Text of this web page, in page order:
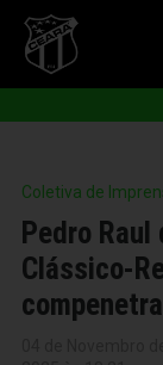
Coletiva de
Pedro
Clássico-